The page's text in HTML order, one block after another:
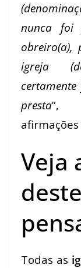
nunca foi
obreiro(a),
igreja
presta”,
Veja
Todas as